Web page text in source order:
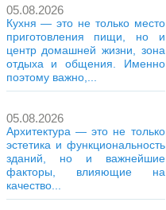
05.08.2026
Кухня — это не только место
приготовления пищи, но и
центр домашней жизни, зона
отдыха и общения. Именно
поэтому важно,...
05.08.2026
Архитектура — это не только
эстетика и функциональность
зданий, но и важнейшие
факторы, влияющие на
качество...